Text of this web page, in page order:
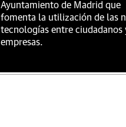
Ayuntamiento de Madrid que
fomenta la utilización de las
tecnologías entre ciudadanos
empresas.